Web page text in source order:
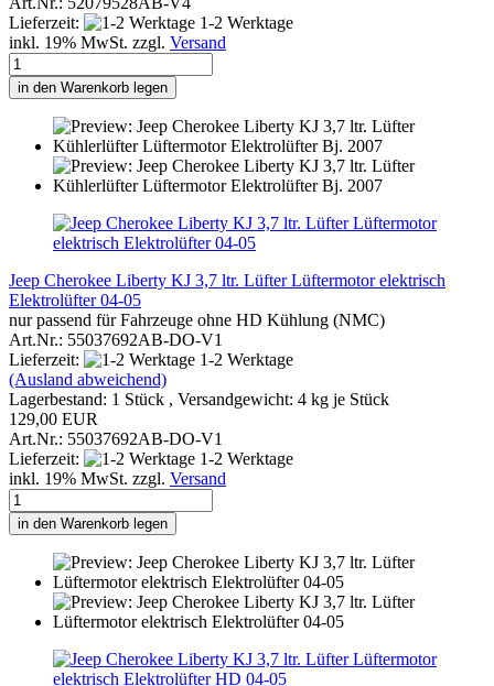
Lieferzeit:
1-2 Werktage
inkl. 19% MwSt. zzgl. Versand
in den Warenkorb legen
Jeep Cherokee Liberty KJ 3,7 ltr. Lüfter Lüftermotor elektrisch
Elektrolüfter 04-05
nur passend für Fahrzeuge ohne HD Kühlung (NMC)
Art.Nr.: 55037692AB-DO-V1
Lieferzeit:
1-2 Werktage
(Ausland abweichend)
Lagerbestand: 1 Stück , Versandgewicht: 4 kg je Stück
129,00 EUR
Art.Nr.: 55037692AB-DO-V1
Lieferzeit:
1-2 Werktage
inkl. 19% MwSt. zzgl. Versand
in den Warenkorb legen